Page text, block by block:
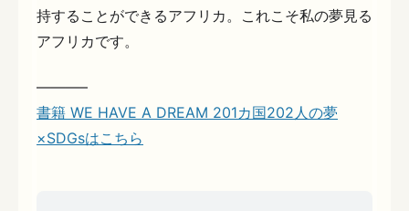
持することができるアフリカ。これこそ私の夢見る
アフリカです。
———–
書籍 WE HAVE A DREAM 201カ国202人の夢
×SDGsはこちら